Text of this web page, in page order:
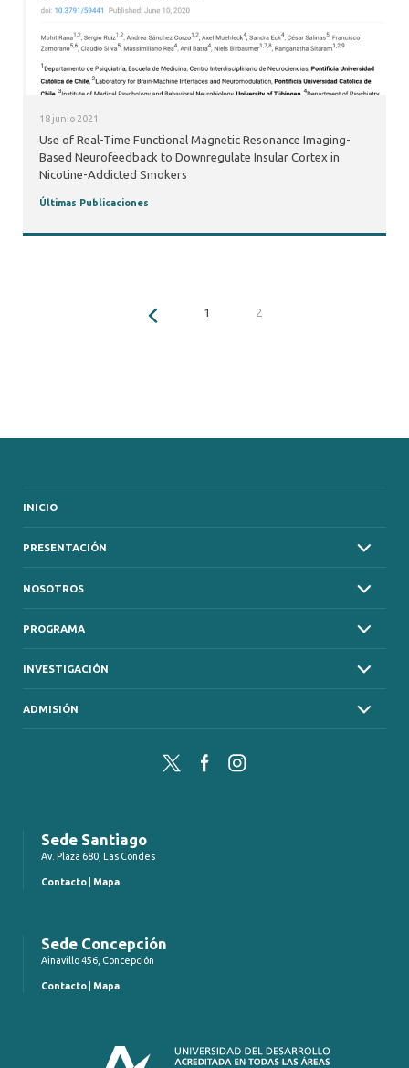
18 junio 2021
Use of Real-Time Functional Magnetic Resonance Imaging-
Based Neurofeedback to Downregulate Insular Cortex in
Nicotine-Addicted Smokers
Últimas Publicaciones
1 2
INICIO
PRESENTACIÓN
NOSOTROS
PROGRAMA
INVESTIGACIÓN
ADMISIÓN
Twitter FacebookInstagram
Sede Santiago
Av. Plaza 680, Las Condes
Contacto Mapa
Sede Concepción
Ainavillo 456, Concepción
Contacto Mapa